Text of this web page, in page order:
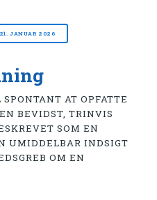
21. JANUAR 2026
AT OPFATTE
BEVIDST, TRINVIS
SOM EN
UMIDDELBAR INDSIGT
OM EN